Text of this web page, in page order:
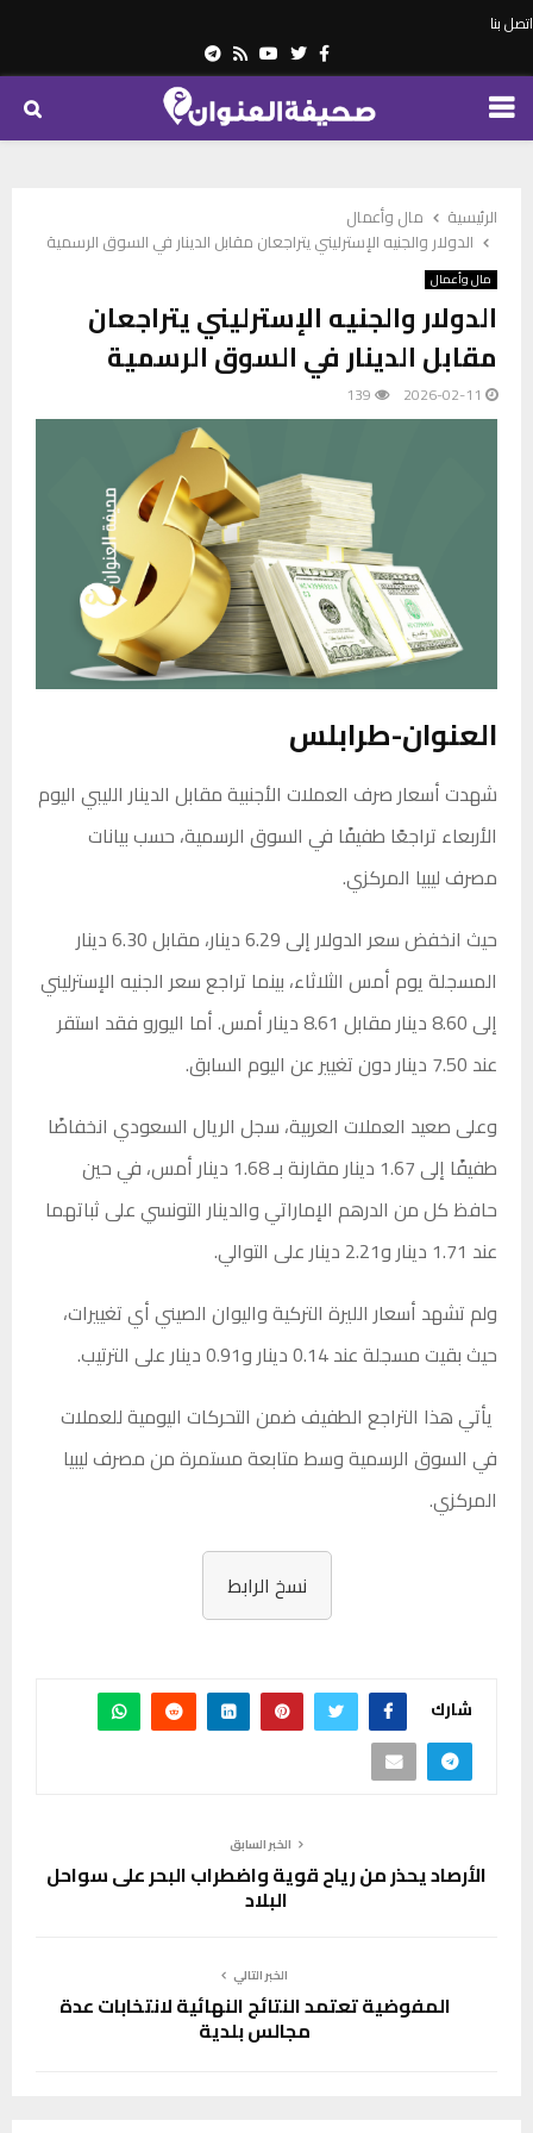
اتصل بنا
Facebook
Twitter
Youtube
Rss
Telegram
PRIMARY
الرئيسية
مال وأعمال
الدولار والجنيه الإسترليني يتراجعان مقابل الدينار في السوق الرسمية
مال وأعمال
الدولار والجنيه الإسترليني يتراجعان
مقابل الدينار في السوق الرسمية
2026-02-11
139
العنوان-طرابلس
شهدت أسعار صرف العملات الأجنبية مقابل الدينار الليبي اليوم
الأربعاء تراجعًا طفيفًا في السوق الرسمية، حسب بيانات
مصرف ليبيا المركزي.
حيث انخفض سعر الدولار إلى 6.29 دينار، مقابل 6.30 دينار
المسجلة يوم أمس الثلاثاء، بينما تراجع سعر الجنيه الإسترليني
إلى 8.60 دينار مقابل 8.61 دينار أمس. أما اليورو فقد استقر
عند 7.50 دينار دون تغيير عن اليوم السابق.
وعلى صعيد العملات العربية، سجل الريال السعودي انخفاضًا
طفيفًا إلى 1.67 دينار مقارنة بـ 1.68 دينار أمس، في حين
حافظ كل من الدرهم الإماراتي والدينار التونسي على ثباتهما
عند 1.71 دينار و2.21 دينار على التوالي.
ولم تشهد أسعار الليرة التركية واليوان الصيني أي تغييرات،
حيث بقيت مسجلة عند 0.14 دينار و0.91 دينار على الترتيب.
يأتي هذا التراجع الطفيف ضمن التحركات اليومية للعملات
في السوق الرسمية وسط متابعة مستمرة من مصرف ليبيا
المركزي.
نسخ الرابط
شارك
الخبر السابق
الأرصاد يحذر من رياح قوية واضطراب البحر على سواحل
البلاد
الخبر التالي
المفوضية تعتمد النتائج النهائية لانتخابات عدة
مجالس بلدية